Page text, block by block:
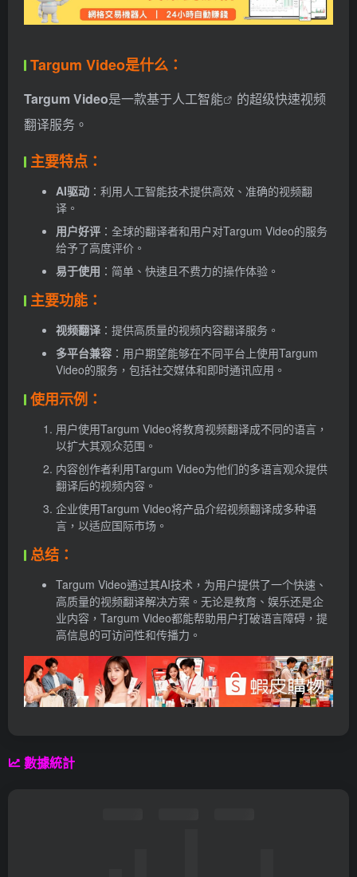
Targum Video是什么：
Targum Video是一款基于人工智能
的超级快速视频
翻译服务。
主要特点：
AI驱动 ：利用人工智能技术提供高效、准确的视频翻
译。
用户好评 ：全球的翻译者和用户对Targum Video的服务
给予了高度评价。
易于使用 ：简单、快速且不费力的操作体验。
主要功能：
视频翻译 ：提供高质量的视频内容翻译服务。
多平台兼容 ：用户期望能够在不同平台上使用Targum
Video的服务，包括社交媒体和即时通讯应用。
使用示例：
用户使用Targum Video将教育视频翻译成不同的语言，
以扩大其观众范围。
内容创作者利用Targum Video为他们的多语言观众提供
翻译后的视频内容。
企业使用Targum Video将产品介绍视频翻译成多种语
言，以适应国际市场。
总结：
Targum Video通过其AI技术，为用户提供了一个快速、
高质量的视频翻译解决方案。无论是教育、娱乐还是企
业内容，Targum Video都能帮助用户打破语言障碍，提
高信息的可访问性和传播力。
數據統計